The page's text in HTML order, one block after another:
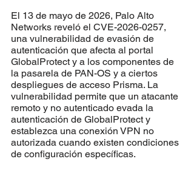
El 13 de mayo de 2026, Palo Alto
Networks reveló el CVE-2026-0257,
una vulnerabilidad de evasión de
autenticación que afecta al portal
GlobalProtect y a los componentes de
la pasarela de PAN-OS y a ciertos
despliegues de acceso Prisma. La
vulnerabilidad permite que un atacante
remoto y no autenticado evada la
autenticación de GlobalProtect y
establezca una conexión VPN no
autorizada cuando existen condiciones
de configuración específicas.